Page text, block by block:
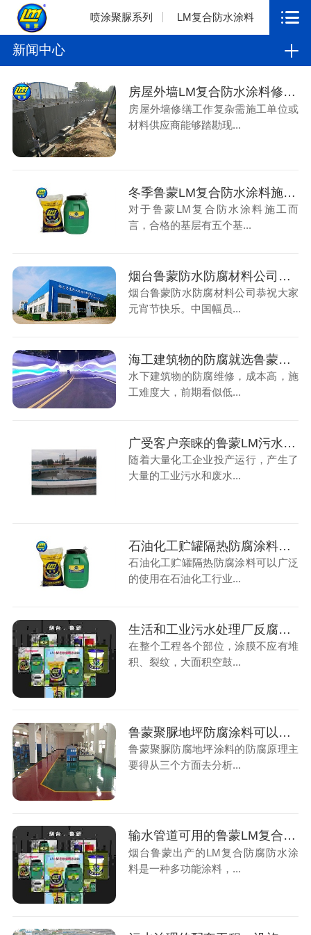
喷涂聚脲系列 LM复合防水涂料
新闻中心
房屋外墙LM复合防水涂料修缮施工步骤
房屋外墙修缮工作复杂需施工单位或
材料供应商能够踏勘现...
冬季鲁蒙LM复合防水涂料施工对基层和环境的要求
对于鲁蒙LM复合防水涂料施工而
言，合格的基层有五个基...
烟台鲁蒙防水防腐材料公司恭祝大家元宵节快乐
烟台鲁蒙防水防腐材料公司恭祝大家
元宵节快乐。中国幅员...
海工建筑物的防腐就选鲁蒙弹性体涂料
水下建筑物的防腐维修，成本高，施
工难度大，前期看似低...
广受客户亲睐的鲁蒙LM污水厂防腐涂料
随着大量化工企业投产运行，产生了
大量的工业污水和废水...
石油化工贮罐隔热防腐涂料使用在石油化工行业的储罐表面的防腐工程
石油化工贮罐隔热防腐涂料可以广泛
的使用在石油化工行业...
生活和工业污水处理厂反腐选烟台鲁蒙LM防腐涂料
在整个工程各个部位，涂膜不应有堆
积、裂纹，大面积空鼓...
鲁蒙聚脲地坪防腐涂料可以抵挡哪些腐蚀
鲁蒙聚脲防腐地坪涂料的防腐原理主
要得从三个方面去分析...
输水管道可用的鲁蒙LM复合防腐防水涂料
烟台鲁蒙出产的LM复合防腐防水涂
料是一种多功能涂料，...